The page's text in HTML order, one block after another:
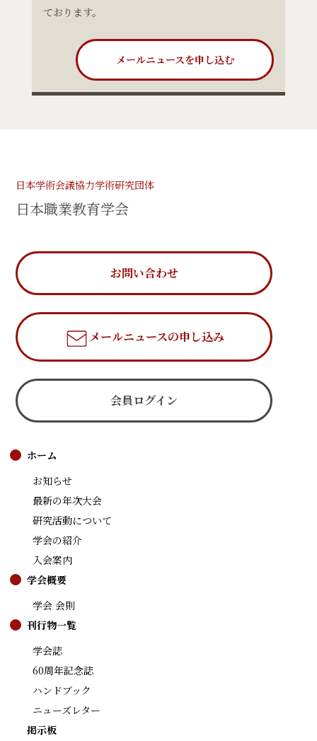
ております。
メールニュースを申し込む
日本学術会議協力学術研究団体
日本職業教育学会
お問い合わせ
メールニュースの申し込み
会員ログイン
ホーム
お知らせ
最新の年次大会
研究活動について
学会の紹介
入会案内
学会概要
学会 会則
刊行物一覧
学会誌
60周年記念誌
ハンドブック
ニューズレター
掲示板